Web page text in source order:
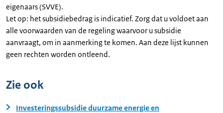
eigenaars (SVVE).
Let op: het subsidiebedrag is indicatief. Zorg dat u voldoet aan
alle voorwaarden van de regeling waarvoor u subsidie
aanvraagt, om in aanmerking te komen. Aan deze lijst kunnen
geen rechten worden ontleend.
Zie ook
Investeringssubsidie duurzame energie en